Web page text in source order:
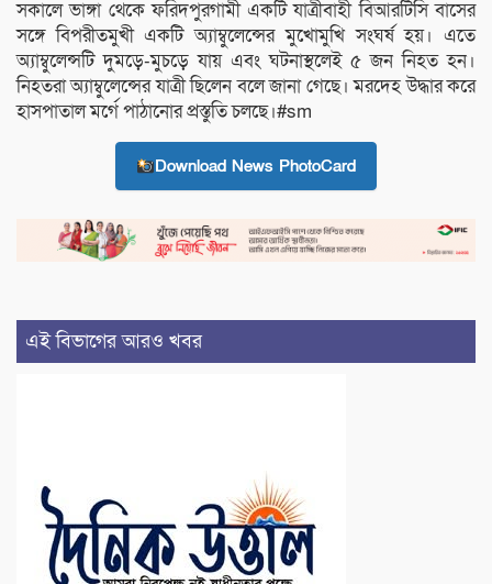
সকালে ভাঙ্গা থেকে ফরিদপুরগামী একটি যাত্রীবাহী বিআরটিসি বাসের
সঙ্গে বিপরীতমুখী একটি অ্যাম্বুলেন্সের মুখোমুখি সংঘর্ষ হয়। এতে
অ্যাম্বুলেন্সটি দুমড়ে-মুচড়ে যায় এবং ঘটনাস্থলেই ৫ জন নিহত হন।
নিহতরা অ্যাম্বুলেন্সের যাত্রী ছিলেন বলে জানা গেছে। মরদেহ উদ্ধার করে
হাসপাতাল মর্গে পাঠানোর প্রস্তুতি চলছে।#sm
Download News PhotoCard
এই বিভাগের আরও খবর